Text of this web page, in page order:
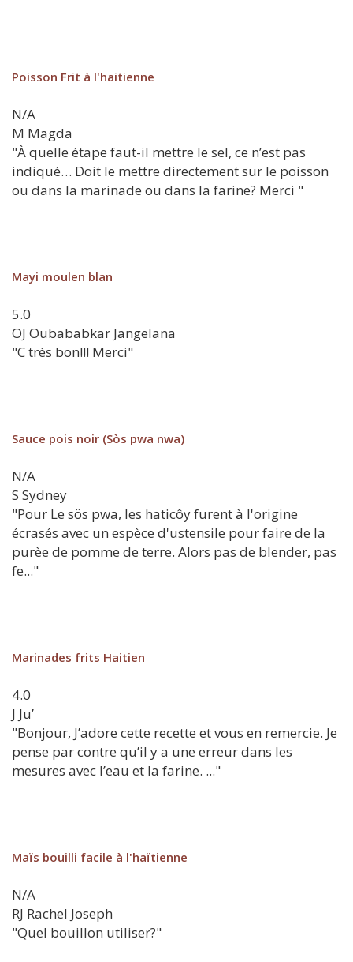
Poisson Frit à l'haitienne
N/A
M Magda
"À quelle étape faut-il mettre le sel, ce n’est pas
indiqué… Doit le mettre directement sur le poisson
ou dans la marinade ou dans la farine? Merci "
Mayi moulen blan
5.0
OJ Oubababkar Jangelana
"C très bon!!! Merci"
Sauce pois noir (Sòs pwa nwa)
N/A
S Sydney
"Pour Le sös pwa, les haticôy furent à l'origine
écrasés avec un espèce d'ustensile pour faire de la
purèe de pomme de terre. Alors pas de blender, pas
fe..."
Marinades frits Haitien
4.0
J Ju’
"Bonjour, J’adore cette recette et vous en remercie. Je
pense par contre qu’il y a une erreur dans les
mesures avec l’eau et la farine. ..."
Maïs bouilli facile à l'haïtienne
N/A
RJ Rachel Joseph
"Quel bouillon utiliser?"